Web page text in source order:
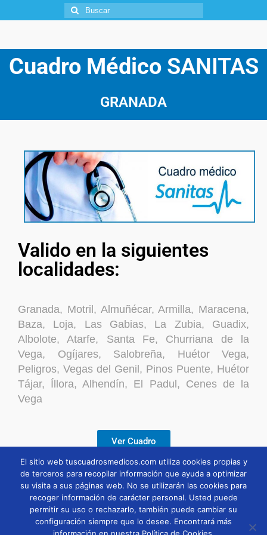
Cuadro Médico SANITAS
GRANADA
Valido en la siguientes
localidades:
Granada, Motril, Almuñécar, Armilla, Maracena,
Baza, Loja, Las Gabias, La Zubia, Guadix,
Albolote, Atarfe, Santa Fe, Churriana de la
Vega, Ogíjares, Salobreña, Huétor Vega,
Peligros, Vegas del Genil, Pinos Puente, Huétor
Tájar, Íllora, Alhendín, El Padul, Cenes de la
Vega
Ver Cuadro
Descargar
El sitio web tuscuadrosmedicos.com utiliza cookies propias y
de terceros para recopilar información que ayuda a optimizar
su visita a sus páginas web. No se utilizarán las cookies para
recoger información de carácter personal. Usted puede
permitir su uso o rechazarlo, también puede cambiar su
configuración siempre que lo desee. Encontrará más